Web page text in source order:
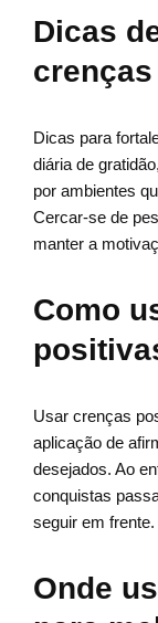
Dicas
Dicas para
diária de
por ambientes
Cercar-se de
manter a
Como
Usar crenças
aplicação de
desejados. Ao
conquistas
seguir em frente.
Onde